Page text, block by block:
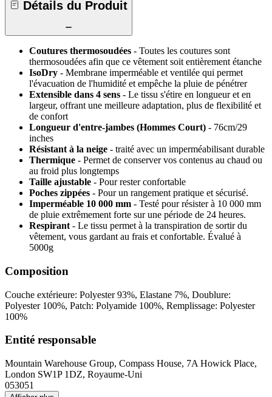
Détails du Produit
Coutures thermosoudées - Toutes les coutures sont
thermosoudées afin que ce vêtement soit entièrement étanche
IsoDry - Membrane imperméable et ventilée qui permet
l'évacuation de l'humidité et empêche la pluie de pénétrer
Extensible dans 4 sens - Le tissu s'étire en longueur et en
largeur, offrant une meilleure adaptation, plus de flexibilité et
de confort
Longueur d'entre-jambes (Hommes Court) - 76cm/29
inches
Résistant à la neige - traité avec un imperméabilisant durable
Thermique - Permet de conserver vos contenus au chaud ou
au froid plus longtemps
Taille ajustable - Pour rester confortable
Poches zippées - Pour un rangement pratique et sécurisé.
Imperméable 10 000 mm - Testé pour résister à 10 000 mm
de pluie extrêmement forte sur une période de 24 heures.
Respirant - Le tissu permet à la transpiration de sortir du
vêtement, vous gardant au frais et confortable. Évalué à
5000g
Composition
Couche extérieure: Polyester 93%, Elastane 7%, Doublure:
Polyester 100%, Patch: Polyamide 100%, Remplissage: Polyester
100%
Entité responsable
Mountain Warehouse Group, Compass House, 7A Howick Place,
London SW1P 1DZ, Royaume-Uni
053051